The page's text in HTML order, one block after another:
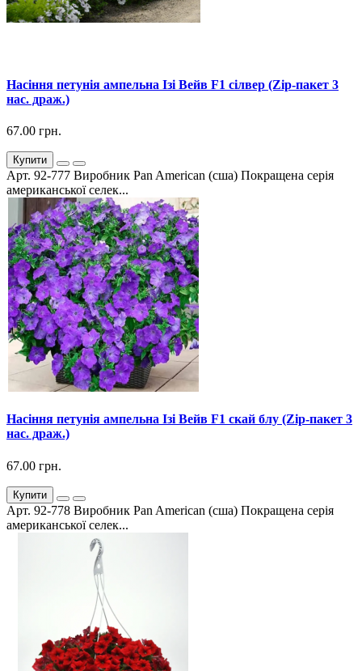
Насіння петунія ампельна Ізі Вейв F1 сілвер (Zip-пакет 3
нас. драж.)
67.00 грн.
Купити
Арт. 92-777 Виробник Pan American (сша) Покращена серія
американської селек...
Насіння петунія ампельна Ізі Вейв F1 скай блу (Zip-пакет 3
нас. драж.)
67.00 грн.
Купити
Арт. 92-778 Виробник Pan American (сша) Покращена серія
американської селек...